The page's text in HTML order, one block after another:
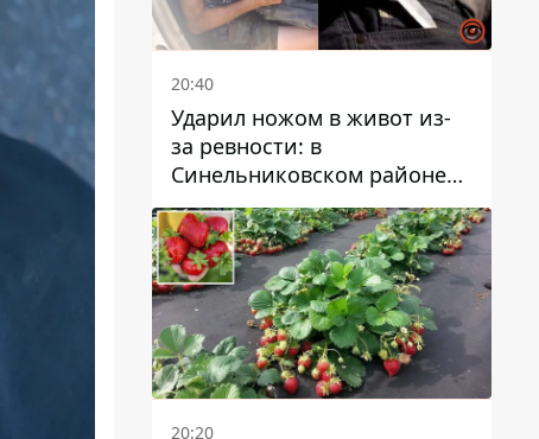
20:40
Ударил ножом в живот из-
за ревности: в
Синельниковском районе
задержали 49-летнего
мужчину за убийство
20:20